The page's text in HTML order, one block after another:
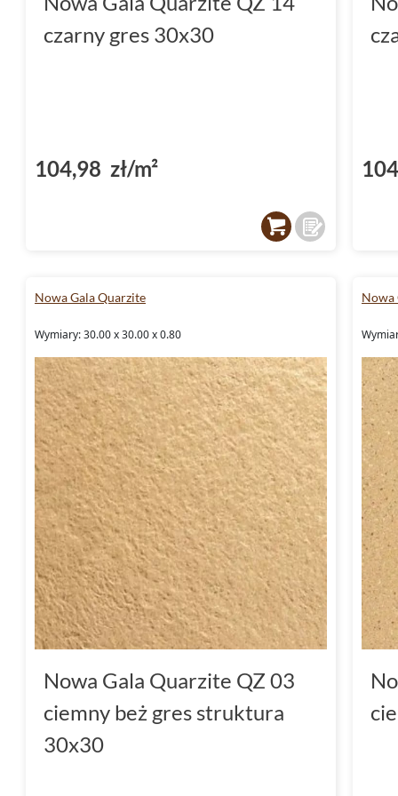
czarny gres 30x30
104,98 zł/m²
Nowa Gala Quarzite
Wymiary: 30.00 x 30.00 x 0.80
Nowa Gala Quarzite QZ 03
ciemny beż gres struktura
30x30
Nowa